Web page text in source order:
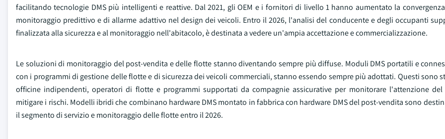
facilitando tecnologie DMS più intelligenti e reattive. Dal 2021, gli OEM e i fornitori di livello 1 hanno aumentato la
monitoraggio predittivo e di allarme adattivo nel design dei veicoli. Entro il 2026, l'analisi del conducente e degli occupanti
finalizzata alla sicurezza e al monitoraggio nell'abitacolo, è destinata a vedere un'ampia accettazione e commercializzazione.
Le soluzioni di monitoraggio del post-vendita e delle flotte stanno diventando sempre più diffuse. Moduli DMS portatili e
con i programmi di gestione delle flotte e di sicurezza dei veicoli commerciali, stanno essendo sempre più adottati. Questi sono
officine indipendenti, operatori di flotte e programmi supportati da compagnie assicurative per monitorare l'attenzione del
mitigare i rischi. Modelli ibridi che combinano hardware DMS montato in fabbrica con hardware DMS del post-vendita sono
il segmento di servizio e monitoraggio delle flotte entro il 2026.